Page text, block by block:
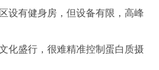
设有健身房，但设备有限，高峰
化盛行，很难精准控制蛋白质摄